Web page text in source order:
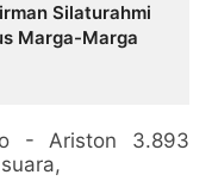
Silaturahmi
Marga-Marga
- Ariston 3.893